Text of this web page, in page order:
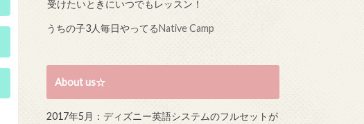
受けたいときにいつでもレッスン！
うちの子3人毎日やってるNative Camp
About us☆
2017年5月：ディズニー英語システムのフルセットが